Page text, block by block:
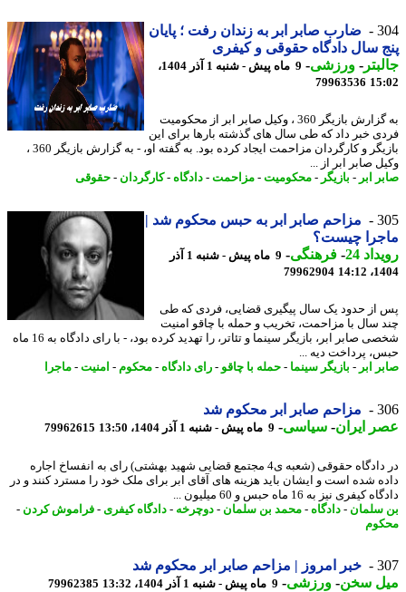
ضارب صابر ابر به زندان رفت ؛ پایان
سال دادگاه حقوقی و کیفری
-ورزشی-
9 ماه پیش - شنبه 1 آذر 1404،
79963536
به گزارش بازیگر 360 ، وکیل صابر ابر از محکومیت
خبر داد که طی سال های گذشته بارها برای این
بازیگر و کارگردان مزاحمت ایجاد کرده بود. به گفته او، - به گزارش بازیگر 360 ،
صابر ابر از ...
ابر- بازیگر-محکومیت-مزاحمت-دادگاه -کارگردان - حقوقی
مزاحم صابر ابر به حبس محکوم شد |
چیست؟
24
-فرهنگی-
9 ماه پیش - شنبه 1 آذر
79962904
حدود یک سال پیگیری قضایی، فردی که طی
سال با مزاحمت، تخریب و حمله با چاقو امنیت
شخصی صابر ابر، بازیگر سینما و تئاتر، را تهدید کرده بود، - با رای دادگاه به 16 ماه
پرداخت دیه ...
ابر- بازیگر سینما-حمله با چاقو-رای دادگاه -محکوم-امنیت-ماجرا
مزاحم صابر ابر محکوم شد
ایران- سیاسی-9 ماه پیش - شنبه 1 آذر 1404، 13:50 79962615
در دادگاه حقوقی (شعبه ی4 مجتمع قضایی شهید بهشتی) رای به انفساخ اجاره
شده است و ایشان باید هزینه های آقای ابر برای ملک خود را مسترد کنند و در
نیز به 16 ماه حبس و 60 میلیون ...
-دادگاه -محمد بن سلمان-دوچرخه-دادگاه کیفری- فراموش کردن-
خبر امروز | مزاحم صابر ابر محکوم شد
سخن-ورزشی-9 ماه پیش - شنبه 1 آذر 1404، 13:32 79962385